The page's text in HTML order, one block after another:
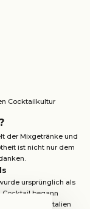
Cocktailkultur
der Mixgetränke und
ist nicht nur dem
ursprünglich als
Cocktail begann
Soldaten in Italien